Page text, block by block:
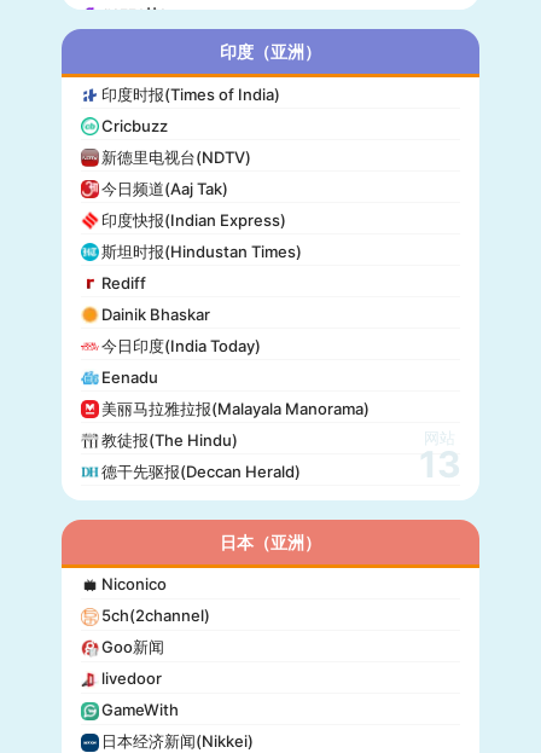
gazzetta
赫尔辛基日报(Helsingin Sanomat)
Origo
爱尔兰时报(Irish Times)
独立报(Independent)
MTV Uutiset
24.hu
晚邮报(Aftenposten)
DirBg
阿罗(Alo!)
政治报(Politiken)
24 Chasa
Fakti
印度（亚洲）
印度时报(Times of India)
Cricbuzz
新德里电视台(NDTV)
今日频道(Aaj Tak)
印度快报(Indian Express)
斯坦时报(Hindustan Times)
Rediff
Dainik Bhaskar
今日印度(India Today)
Eenadu
美丽马拉雅拉报(Malayala Manorama)
教徒报(The Hindu)
德干先驱报(Deccan Herald)
网站
13
日本（亚洲）
Niconico
5ch(2channel)
Goo新闻
livedoor
GameWith
日本经济新闻(Nikkei)